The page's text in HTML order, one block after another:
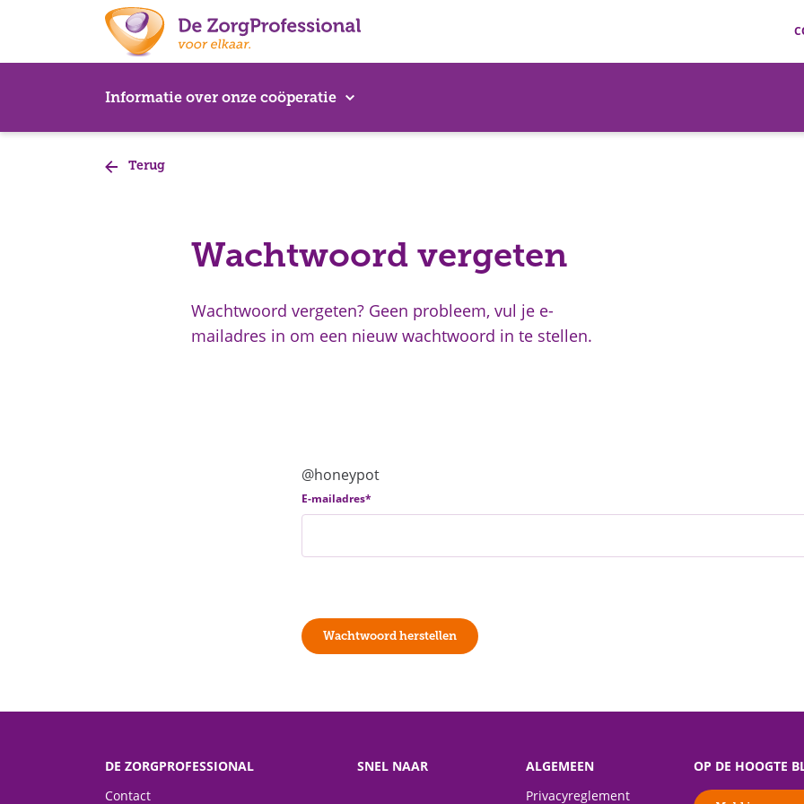
Ga naar content
Informatie over onze coöperatie
Terug
Wachtwoord vergeten
Wachtwoord vergeten? Geen probleem, vul je e-
mailadres in om een nieuw wachtwoord in te stellen.
@honeypot
E-mailadres*
Wachtwoord herstellen
DE ZORGPROFESSIONAL
Contact
SNEL NAAR ALGEMEEN
Privacyreglement
OP DE HOOGTE